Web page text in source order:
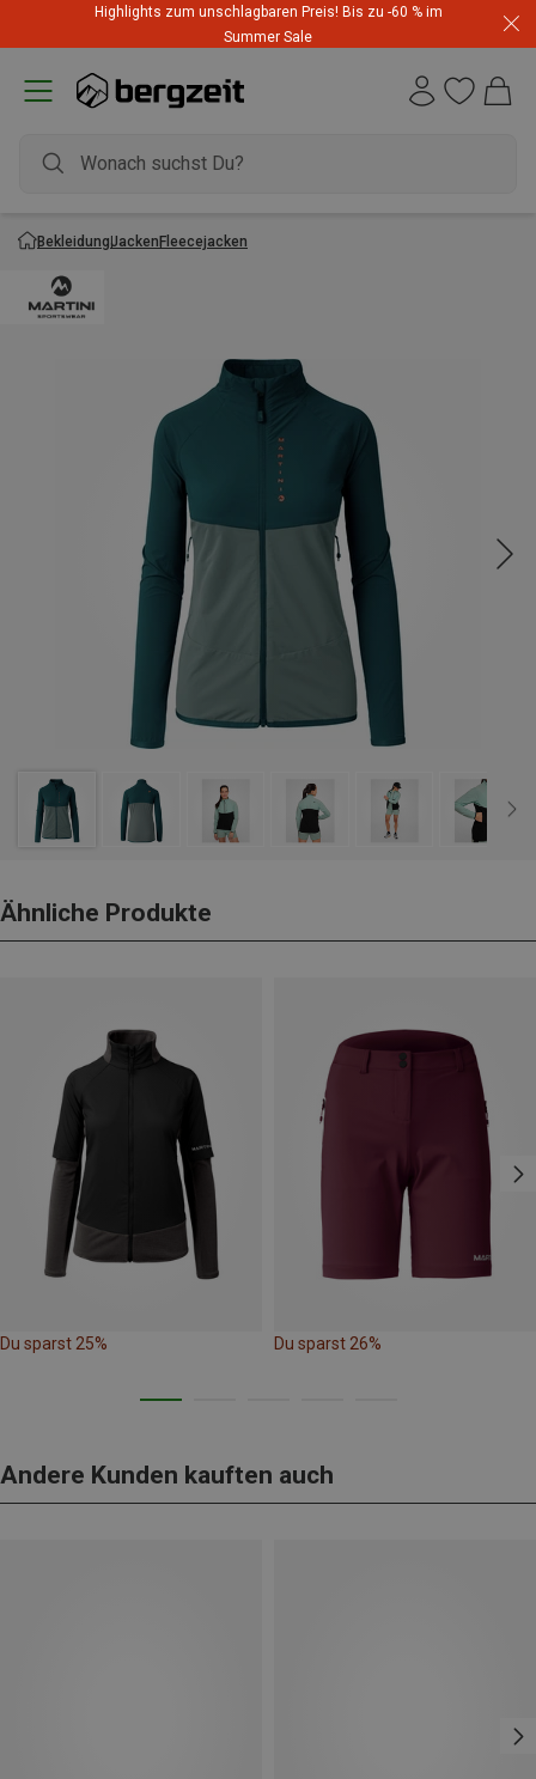
Highlights zum unschlagbaren Preis! Bis zu -60 % im
Summer Sale
BekleidungJackenFleecejacken
Ähnliche Produkte
Du sparst 25% Du sparst 26%
Andere Kunden kauften auch